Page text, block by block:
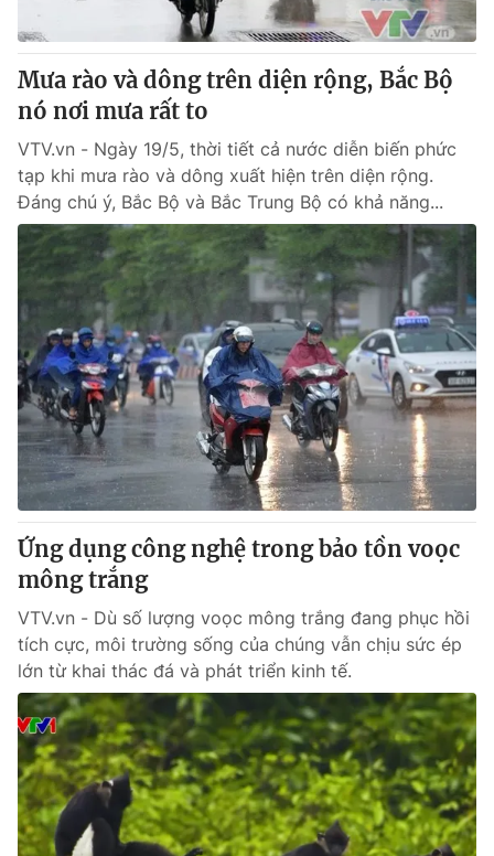
Tư vấn
Chuyên mục khác
Emagazine
Photo Infographic
Video Shorts video
VTV Money VTV Thể thao
VTV Sức khoẻ Bất động sản
Thị trường 24h Tấm lòng Việt
VTV4 Vươn mình bằng AI
VTV9 VTV8
Liên hệ tòa soạn English
THỜI BÁO VTV
Theo dõi báo trên
Mưa rào và dông trên diện rộng, Bắc Bộ
nó nơi mưa rất to
VTV.vn - Ngày 19/5, thời tiết cả nước diễn biến phức
tạp khi mưa rào và dông xuất hiện trên diện rộng.
Đáng chú ý, Bắc Bộ và Bắc Trung Bộ có khả năng...
Ứng dụng công nghệ trong bảo tồn voọc
mông trắng
VTV.vn - Dù số lượng voọc mông trắng đang phục hồi
tích cực, môi trường sống của chúng vẫn chịu sức ép
lớn từ khai thác đá và phát triển kinh tế.